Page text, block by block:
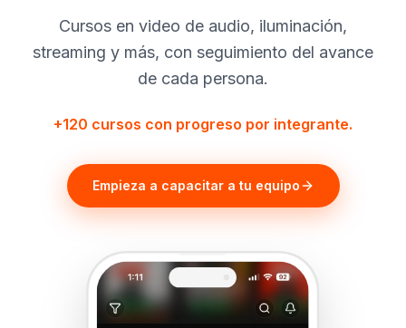
Cursos en video de audio, iluminación,
streaming y más, con seguimiento del avance
de cada persona.
+120 cursos con progreso por integrante.
Empieza a capacitar a tu equipo